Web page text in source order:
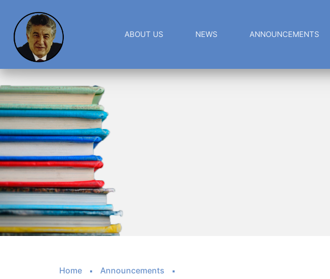
ABOUT US NEWS ANNOUNCEMENTS
Home Announcements